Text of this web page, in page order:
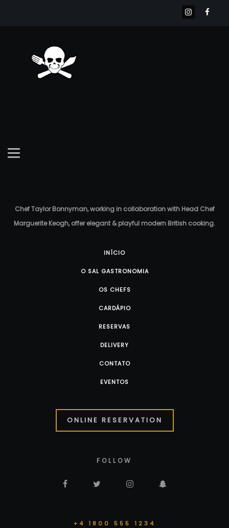
Chef Taylor Bonnyman, working in collaboration with Head Chef
Marguerite Keogh, offer elegant & playful modern British cooking.
INÍCIO
O SAL GASTRONOMIA
OS CHEFS
CARDÁPIO
RESERVAS
DELIVERY
CONTATO
EVENTOS
ONLINE RESERVATION
FOLLOW
+4 1800 555 1234